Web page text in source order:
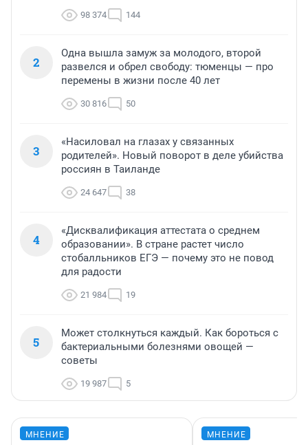
98 374 144
2
Одна вышла замуж за молодого, второй
развелся и обрел свободу: тюменцы — про
перемены в жизни после 40 лет
30 816 50
3
«Насиловал на глазах у связанных
родителей». Новый поворот в деле убийства
россиян в Таиланде
24 647 38
4
«Дисквалификация аттестата о среднем
образовании». В стране растет число
стобалльников ЕГЭ — почему это не повод
для радости
21 984 19
5
Может столкнуться каждый. Как бороться с
бактериальными болезнями овощей —
советы
19 987 5
МНЕНИЕ МНЕНИЕ